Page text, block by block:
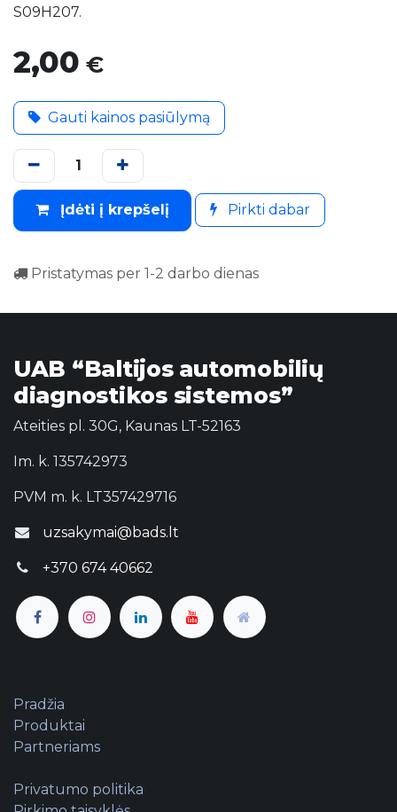
S09H207.
2,00 €
Gauti kainos pasiūlymą
Įdėti į krepšelį Pirkti dabar
Pristatymas per 1-2 darbo dienas
UAB “Baltijos automobilių
diagnostikos sistemos”
Ateities pl. 30G, Kaunas LT-52163
Im. k. 135742973
PVM m. k. LT357429716
uzsakymai@bads.lt
+370 674 40662
Pradžia
Produktai
Partneriams
Privatumo politika